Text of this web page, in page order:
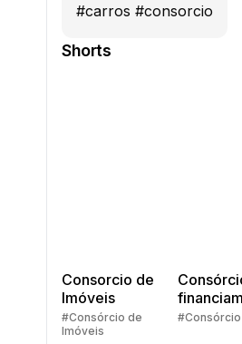
#carros #consorcio
Shorts
Consorcio de
Imóveis
#Consórcio de
Imóveis
Quem
#Consórcio